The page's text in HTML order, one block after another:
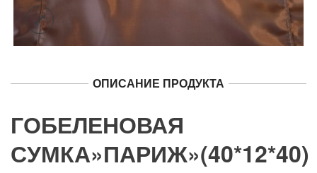
ОПИСАНИЕ ПРОДУКТА
ГОБЕЛЕНОВАЯ
СУМКА»ПАРИЖ»(40*12*40)